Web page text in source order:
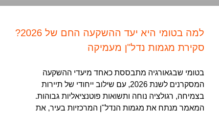
למה בטומי היא יעד ההשקעה החם של 2026?
סקירת מגמות נדל"ן מעמיקה
בטומי שבגאורגיה מתבססת כאחד מיעדי ההשקעה
המסקרנים לשנת 2026, עם שילוב ייחודי של תיירות
בצמיחה, רגולציה נוחה ותשואות פוטנציאליות גבוהות.
המאמר מנתח את מגמות הנדל"ן המרכזיות בעיר, את